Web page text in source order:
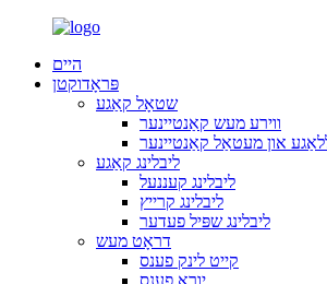
היים
פּראָדוקטן
שטאָל קאַגע
ווירע מעש קאַנטיינער
און מעטאַל קאַנטיינער
ליבלינג קאַגע
ליבלינג קעננעל
ליבלינג קרייץ
ליבלינג שפּיל פעדער
דראָט מעש
קייט לינק פענס
יוראַ פענס